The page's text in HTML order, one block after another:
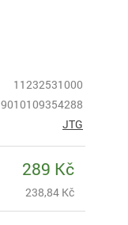
11232531000
9010109354288
JTG
289 Kč
238,84 Kč